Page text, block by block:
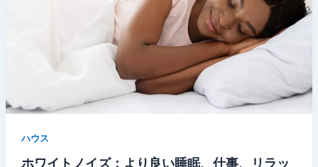
ハウス
ホワイトノイズ：より良い睡眠、仕事、リラッ